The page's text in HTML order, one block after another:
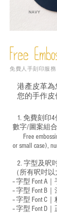
Free
免費人手刻印服務
港產皮革為
您的手作皮
1. 免費刻印
數字/圖案組合
Free
or small case),
2. 字型及呎吋
（所有呎吋
-- 字型 Font A
-- 字型 Font B
-- 字型 Font C
-- 字型 Font D